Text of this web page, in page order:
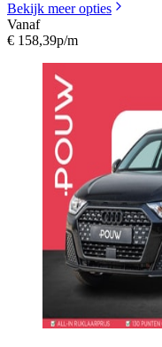
Bekijk meer opties
Vanaf
€ 158,39p/m